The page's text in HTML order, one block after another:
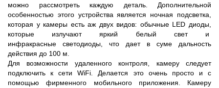
можно рассмотреть каждую деталь. Дополнительной
особенностью этого устройства является ночная подсветка,
которая у камеры есть аж двух видов: обычные LED диоды,
которые излучают яркий белый свет и
инфракрасные светодиоды, что дает в суме дальность
действия до 100 м.
Для возможности удаленного контроля, камеру следует
подключить к сети WiFi. Делается это очень просто и с
помощью фирменного мобильного приложения. Камеру